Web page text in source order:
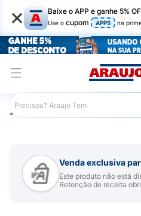
× Baixe o APP e ganhe 5%
Use o cupom APP5 na
Araujo Medicamentos
Venda exclusiva
Este produto não está
Retenção de receita